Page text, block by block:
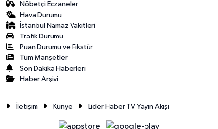
Nöbetçi Eczaneler
Hava Durumu
İstanbul Namaz Vakitleri
Trafik Durumu
Puan Durumu ve Fikstür
Tüm Manşetler
Son Dakika Haberleri
Haber Arşivi
İletişim Künye Lider Haber TV Yayın Akışı